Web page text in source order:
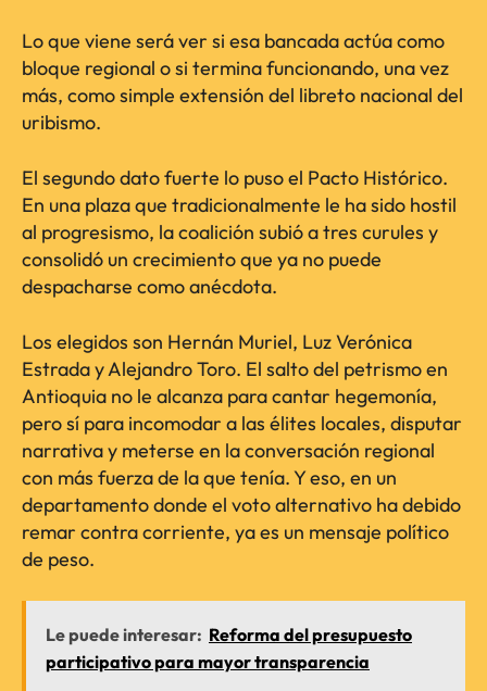
Lo que viene será ver si esa bancada actúa como
bloque regional o si termina funcionando, una vez
más, como simple extensión del libreto nacional del
uribismo.
El segundo dato fuerte lo puso el Pacto Histórico.
En una plaza que tradicionalmente le ha sido hostil
al progresismo, la coalición subió a tres curules y
consolidó un crecimiento que ya no puede
despacharse como anécdota.
Los elegidos son Hernán Muriel, Luz Verónica
Estrada y Alejandro Toro. El salto del petrismo en
Antioquia no le alcanza para cantar hegemonía,
pero sí para incomodar a las élites locales, disputar
narrativa y meterse en la conversación regional
con más fuerza de la que tenía. Y eso, en un
departamento donde el voto alternativo ha debido
remar contra corriente, ya es un mensaje político
de peso.
Le puede interesar: Reforma del presupuesto
participativo para mayor transparencia